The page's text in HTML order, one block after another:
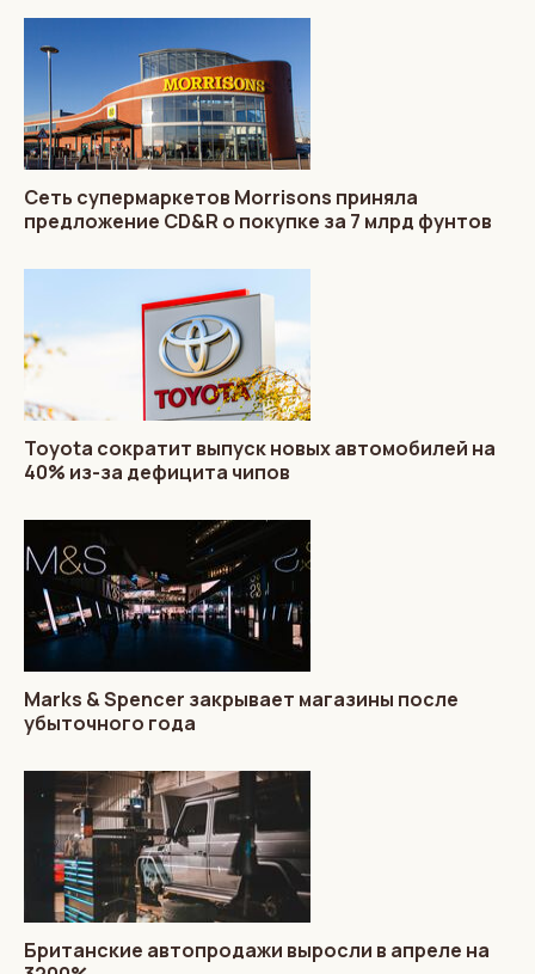
Сеть супермаркетов Morrisons приняла
предложение CD&R о покупке за 7 млрд фунтов
Toyota сократит выпуск новых автомобилей на
40% из-за дефицита чипов
Marks & Spencer закрывает магазины после
убыточного года
Британские автопродажи выросли в апреле на